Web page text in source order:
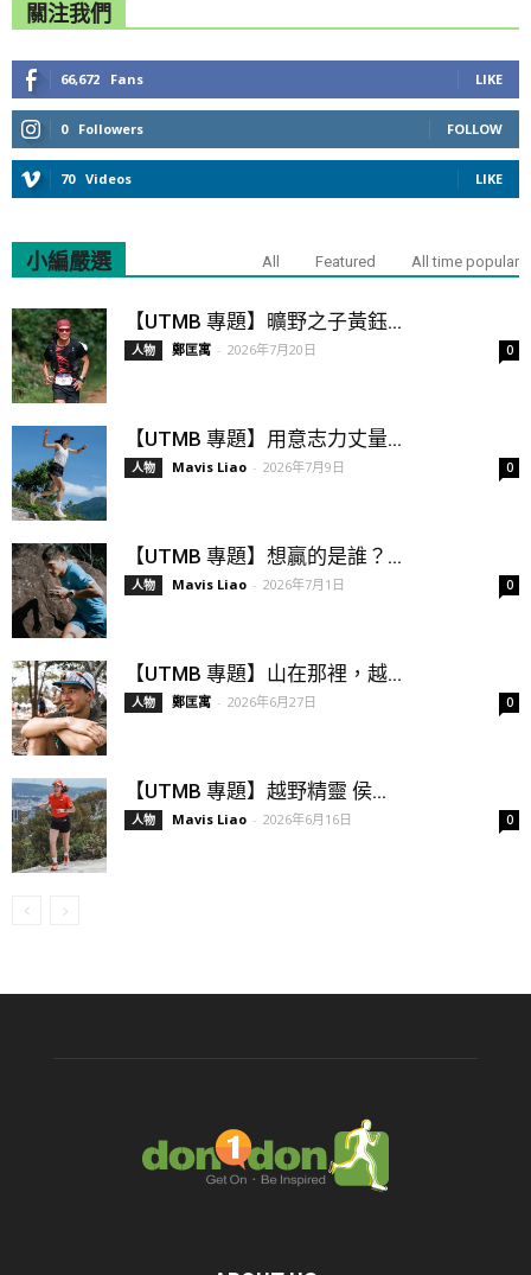
關注我們
66,672 Fans LIKE
0 Followers FOLLOW
70 Videos LIKE
小編嚴選 All Featured All time popular
【UTMB 專題】曠野之子黃鈺...
人物 鄭匡寓 - 2026年7月20日 0
【UTMB 專題】用意志力丈量...
人物 Mavis Liao - 2026年7月9日 0
【UTMB 專題】想贏的是誰？...
人物 Mavis Liao - 2026年7月1日 0
【UTMB 專題】山在那裡，越...
人物 鄭匡寓 - 2026年6月27日 0
【UTMB 專題】越野精靈 侯...
人物 Mavis Liao - 2026年6月16日 0